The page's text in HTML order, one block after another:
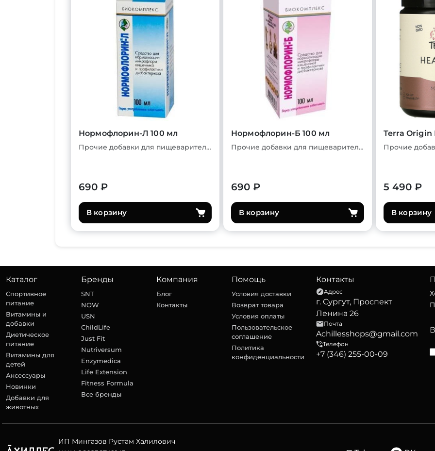
Нормофлорин-Л 100 мл
Прочие добавки для пищеварительной системы
690 ₽
В корзину
Нормофлорин-Б 100 мл
Прочие добавки для пищеварительной системы
690 ₽
В корзину
Terra Origin
5 490 ₽
В корзину
Каталог
Спортивное
питание
Витамины и
добавки
Диетическое
питание
Витамины для
детей
Аксессуары
Новинки
Добавки для
животных
Бренды
SNT
NOW
USN
ChildLife
Just Fit
Nutriversum
Enzymedica
Life Extension
Fitness Formula
Все бренды
Компания
Блог
Контакты
Помощь
Условия доставки
Возврат товара
Условия оплаты
Пользовательское
соглашение
Политика
конфиденциальности
Контакты
Адрес
г. Сургут, Проспект
Ленина 26
Почта
Achillesshops@gmail.com
Телефон
+7 (346) 255-00-09
ИП Мингазов Рустам Халилович